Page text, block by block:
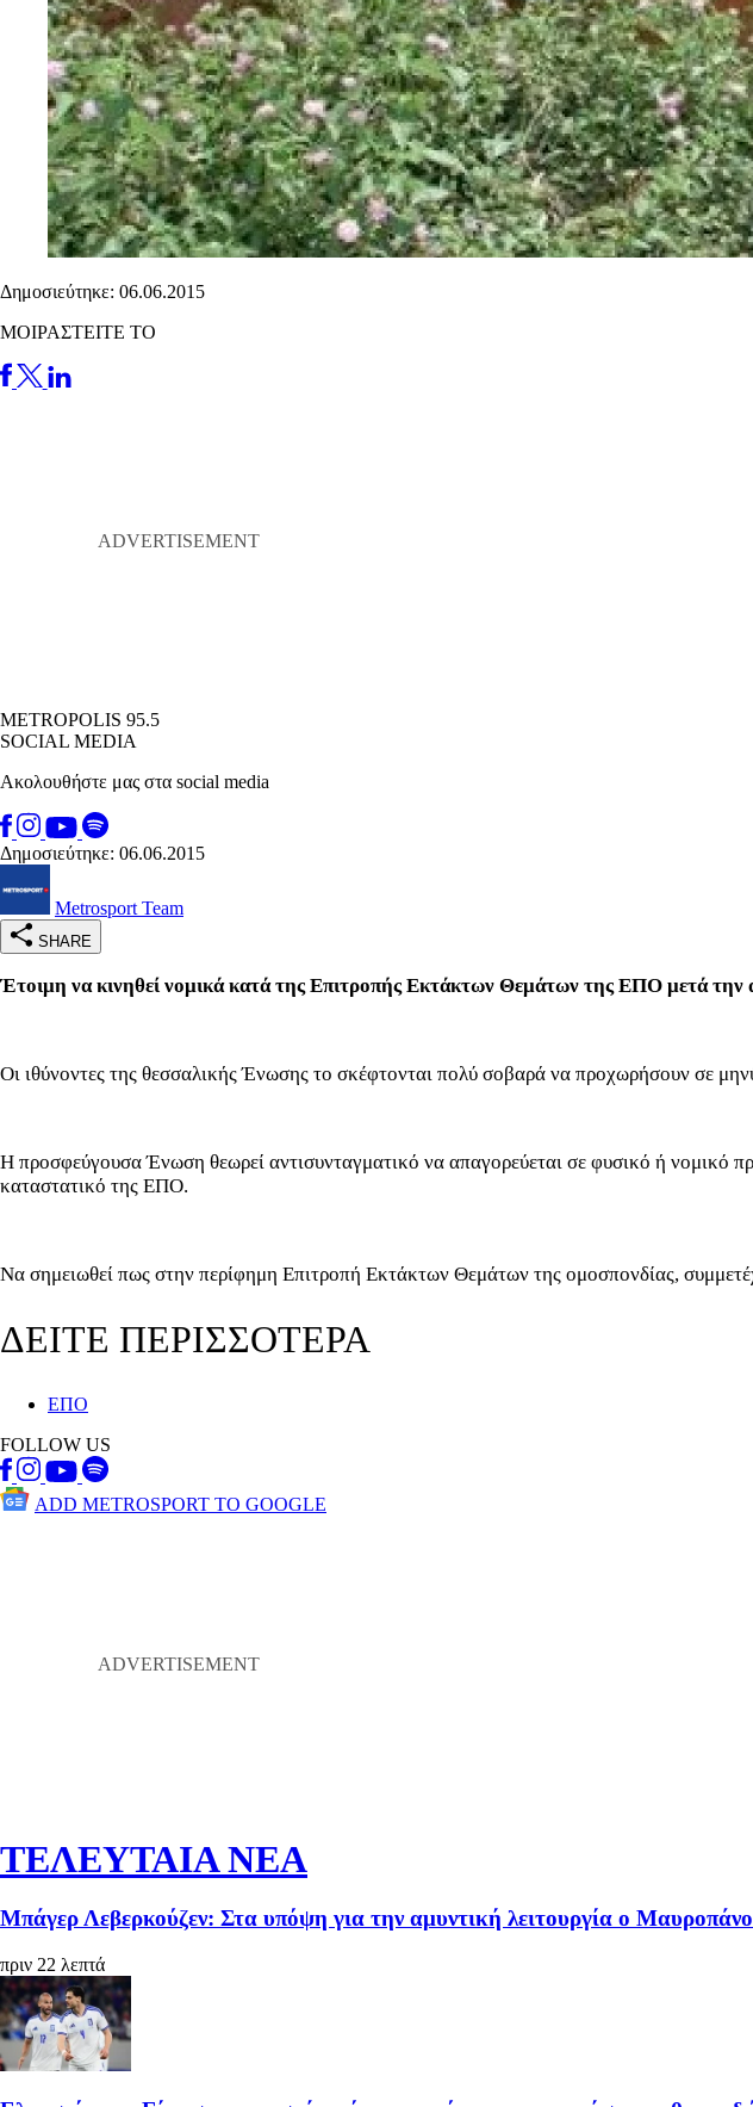
Δημοσιεύτηκε: 06.06.2015
ΜΟΙΡΑΣΤΕΙΤΕ ΤΟ
METROPOLIS 95.5
SOCIAL MEDIA
Ακολουθήστε μας στα social media
Δημοσιεύτηκε: 06.06.2015
Metrosport Team
SHARE
Έτοιμη να κινηθεί νομικά κατά της Επιτροπής Εκτάκτων Θεμάτων της ΕΠΟ μετά
Οι ιθύνοντες της θεσσαλικής Ένωσης το σκέφτονται πολύ σοβαρά να προχωρήσουν σε
Η προσφεύγουσα Ένωση θεωρεί αντισυνταγματικό να απαγορεύεται σε φυσικό ή νομικό
καταστατικό της ΕΠΟ.
Να σημειωθεί πως στην περίφημη Επιτροπή Εκτάκτων Θεμάτων της ομοσπονδίας,
ΔΕΙΤΕ ΠΕΡΙΣΣΟΤΕΡΑ
ΕΠΟ
FOLLOW US
ADD METROSPORT TO GOOGLE
ΤΕΛΕΥΤΑΙΑ ΝΕΑ
Μπάγερ Λεβερκούζεν: Στα υπόψη για την αμυντική λειτουργία ο
πριν 22 λεπτά